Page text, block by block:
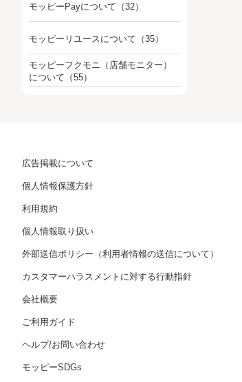
モッピーPayについて （32）
モッピーリユースについて （35）
モッピーフクモニ（店舗モニター）
について （55）
広告掲載について
個人情報保護方針
利用規約
個人情報取り扱い
外部送信ポリシー（利用者情報の送信について）
カスタマーハラスメントに対する行動指針
会社概要
ご利用ガイド
ヘルプ/お問い合わせ
モッピーSDGs